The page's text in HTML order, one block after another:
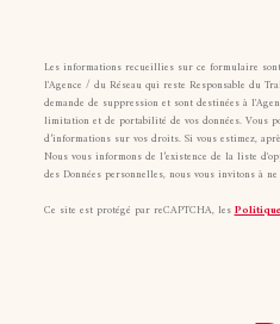
Les informations recueillies sur ce formulaire
l'Agence / du Réseau qui reste Responsable du
demande de suppression et sont destinées à
limitation et de portabilité de vos données. Vous
d’informations sur vos droits. Si vous estimez,
Nous vous informons de l’existence de la liste
des Données personnelles, nous vous invitons à
Ce site est protégé par reCAPTCHA, les